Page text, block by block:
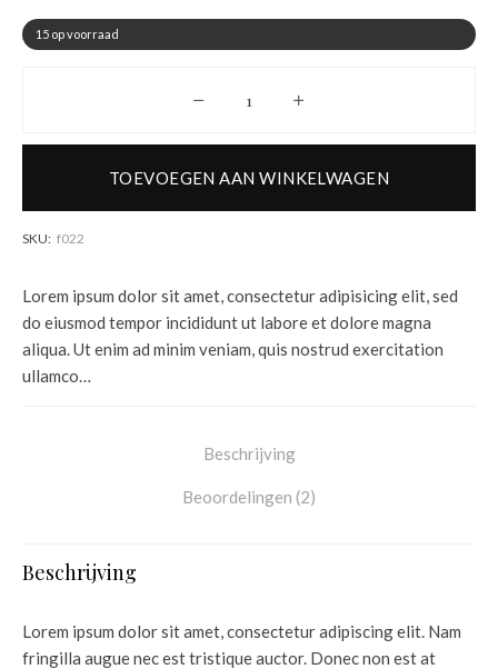
Lorem ipsum dolor sit amet, consectetur adipisicing elit, sed
do eiusmod tempor incididunt ut labore et dolore magna
aliqua. Ut enim ad minim veniam, quis nostrud exercitation
ullamco…
15 op voorraad
Morbi ornare aantal
TOEVOEGEN AAN WINKELWAGEN
SKU: f022
Beschrijving
Beoordelingen (2)
Beschrijving
Lorem ipsum dolor sit amet, consectetur adipiscing elit. Nam
fringilla augue nec est tristique auctor. Donec non est at